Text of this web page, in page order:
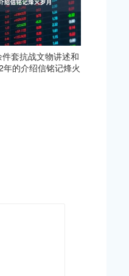
套抗战文物讲述和
的介绍信铭记烽火